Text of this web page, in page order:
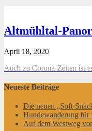
Altmühltal-
April 18, 2020
Auch zu Corona-Zeiten ist
Neueste Beiträge
Die neuen „Soft-
Hundewanderung für
Auf dem Westweg